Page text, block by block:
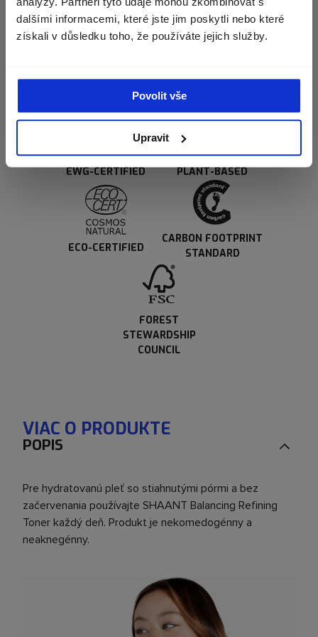
dalšími informacemi, které jste jim poskytli nebo které
získali v důsledku toho, že používáte jejich služby.
Povolit vše
Upravit
MICROBIOME-
CRUELTY-FREE
EWG-CERTIFIED PLANT-BASED
ECO-CERTIFIED
CARBON FOOTPRINT
STANDARD
FOREST
STEWARDSHIP
COUNCIL
VIAC O PRODUKTE
POPIS
Pre hydratovanú pleť so stiahnutými pórmi a bez
začervenania používajte SHAANT Balancing Refining
Toner každý deň. Produkt je nekomedogénny a
neaknegénny.